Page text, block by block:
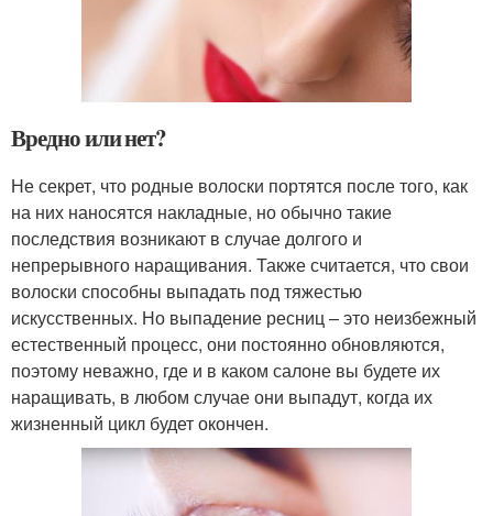
Вредно или нет?
Не секрет, что родные волоски портятся после того, как
на них наносятся накладные, но обычно такие
последствия возникают в случае долгого и
непрерывного наращивания. Также считается, что свои
волоски способны выпадать под тяжестью
искусственных. Но выпадение ресниц – это неизбежный
естественный процесс, они постоянно обновляются,
поэтому неважно, где и в каком салоне вы будете их
наращивать, в любом случае они выпадут, когда их
жизненный цикл будет окончен.